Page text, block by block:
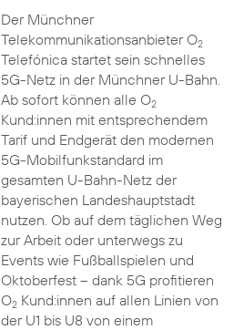
Der Münchner
Telekommunikationsanbieter O2
Telefónica startet sein schnelles
5G-Netz in der Münchner U-Bahn.
Ab sofort können alle O2
Kund:innen mit entsprechendem
Tarif und Endgerät den modernen
5G-Mobilfunkstandard im
gesamten U-Bahn-Netz der
bayerischen Landeshauptstadt
nutzen. Ob auf dem täglichen Weg
zur Arbeit oder unterwegs zu
Events wie Fußballspielen und
Oktoberfest – dank 5G profitieren
O2Kund:innen auf allen Linien von
der U1 bis U8 von einem